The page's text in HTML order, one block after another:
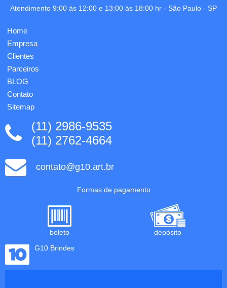
carga
1.0mm.
1
grava...
gravação
Atendimento 9:00 às 12:00 e 13:00 às 18:00 hr - São Paulo - SP
Home
Empresa
Clientes
Parceiros
BLOG
Contato
Sitemap
(11) 2986-9535
(11) 2762-4664
contato@g10.art.br
Formas de pagamento
boleto
depósito
G10 Brindes